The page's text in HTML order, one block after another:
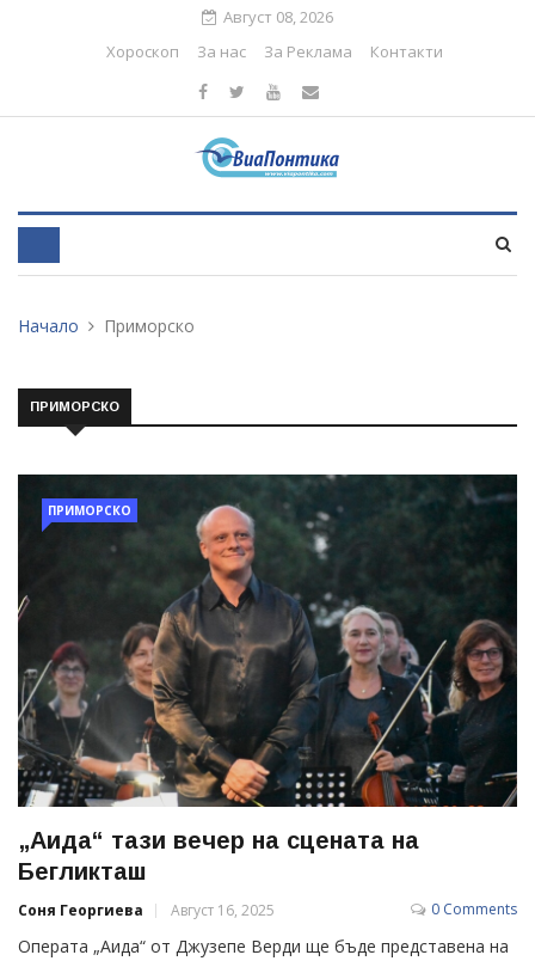
Август 08, 2026
Хороскоп
За нас За Реклама Контакти
Начало Приморско
ПРИМОРСКО
ПРИМОРСКО
„Аида“ тази вечер на сцената на
Бегликташ
Соня Георгиева Август 16, 2025 0 Comments
Операта „Аида“ от Джузепе Верди ще бъде представена на